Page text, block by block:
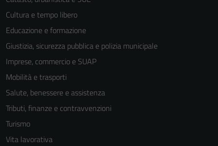
Cultura e tempo libero
Educazione e formazione
Giustizia, sicurezza pubblica e polizia municipale
Imprese, commercio e SUAP
Mobilità e trasporti
Salute, benessere e assistenza
Tributi, finanze e contravvenzioni
Turismo
Vita lavorativa